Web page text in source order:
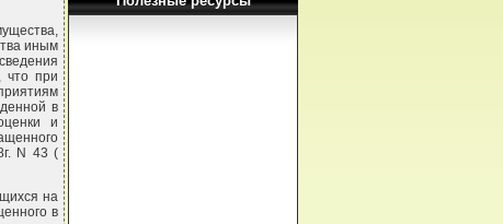
иным
что при
в
и
N 43 (
на
в